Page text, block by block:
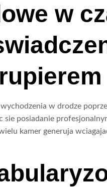
w
w drodze
posiadanie
kamer generuja